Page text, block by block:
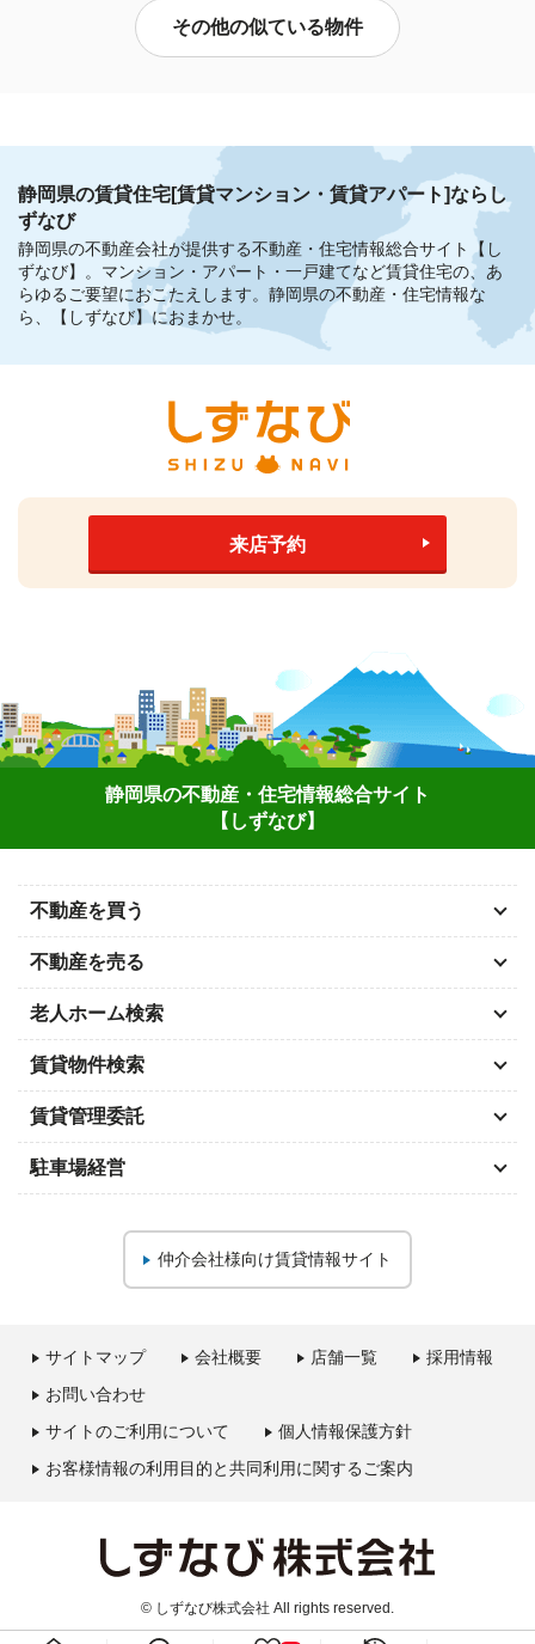
その他の似ている物件
静岡県の賃貸住宅[賃貸マンション・賃貸アパート]ならし
ずなび
静岡県の不動産会社が提供する不動産・住宅情報総合サイト【し
ずなび】。 マンション・アパート・一戸建てなど賃貸住宅の、あ
らゆるご要望におこたえします。 静岡県の不動産・住宅情報な
ら、【しずなび】におまかせ。
来店予約
静岡県の不動産・住宅情報総合サイト
【しずなび】
不動産を買う
不動産を売る
老人ホーム検索
賃貸物件検索
賃貸管理委託
駐車場経営
仲介会社様向け賃貸情報サイト
サイトマップ 会社概要 店舗一覧
採用情報
お問い合わせ
サイトのご利用について
個人情報保護方針
お客様情報の利用目的と共同利用に関するご案内
© しずなび株式会社 All rights reserved.